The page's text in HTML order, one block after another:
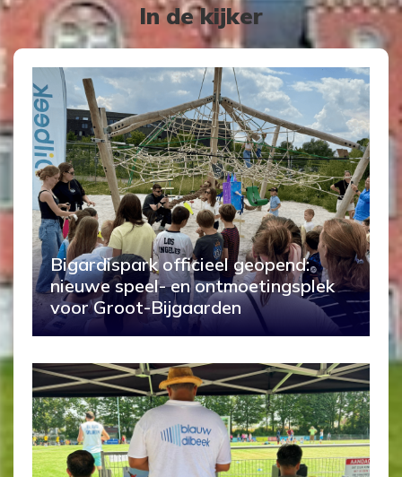
In de kijker
Bigardispark officieel geopend:
nieuwe speel- en ontmoetingsplek
voor Groot-Bijgaarden